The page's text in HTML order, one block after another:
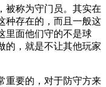
被称为守门员。其实在
种存在的，而且一般这
里面他们守的不是球
的，就是不让其他玩家
重要的，对于防守方来